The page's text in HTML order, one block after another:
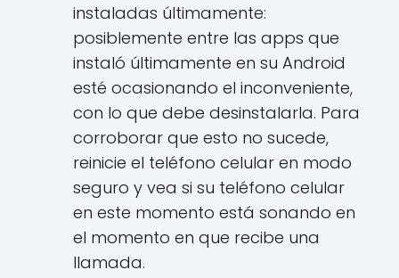
instaladas últimamente:
posiblemente entre las apps que
instaló últimamente en su Android
esté ocasionando el inconveniente,
con lo que debe desinstalarla. Para
corroborar que esto no sucede,
reinicie el teléfono celular en modo
seguro y vea si su teléfono celular
en este momento está sonando en
el momento en que recibe una
llamada.